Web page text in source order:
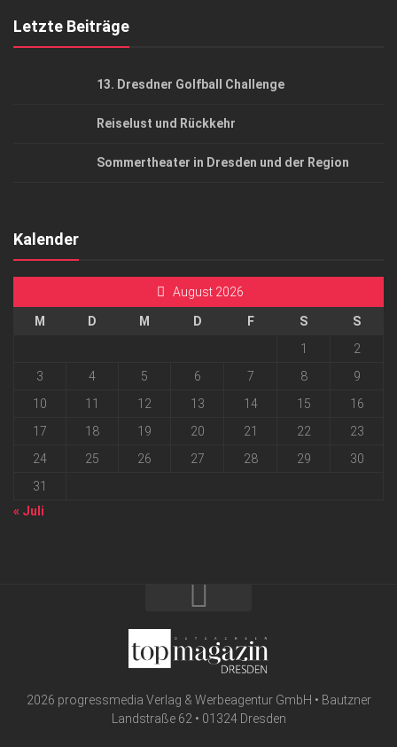
Letzte Beiträge
13. Dresdner Golfball Challenge
Reiselust und Rückkehr
Sommertheater in Dresden und der Region
Kalender
August 2026
M D M D F S
S
1
2
3
4 5 6 7 8
9
10
11 12 13 14 15
16
17
18 19 20 21 22
23
24
25 26 27 28 29
30
31
« Juli
2026 progressmedia Verlag & Werbeagentur GmbH • Bautzner
Landstraße 62 • 01324 Dresden